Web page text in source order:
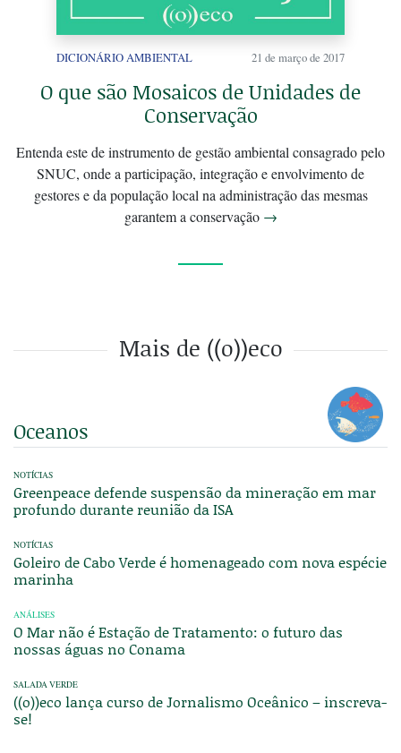
DICIONÁRIO AMBIENTAL 21 de março de 2017
O que são Mosaicos de Unidades de
Conservação
Entenda este de instrumento de gestão ambiental consagrado pelo
SNUC, onde a participação, integração e envolvimento de
gestores e da população local na administração das mesmas
garantem a conservação →
Mais de ((o))eco
Oceanos
NOTÍCIAS
Greenpeace defende suspensão da mineração em mar
profundo durante reunião da ISA
NOTÍCIAS
Goleiro de Cabo Verde é homenageado com nova espécie
marinha
ANÁLISES
O Mar não é Estação de Tratamento: o futuro das
nossas águas no Conama
SALADA VERDE
((o))eco lança curso de Jornalismo Oceânico – inscreva-
se!